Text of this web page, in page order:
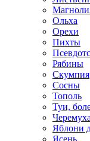
Ольха
Орехи
Пихты
Рябины
Скумпия
Сосны
Тополь
Туи,
Черемуха
Яблони
Ясень